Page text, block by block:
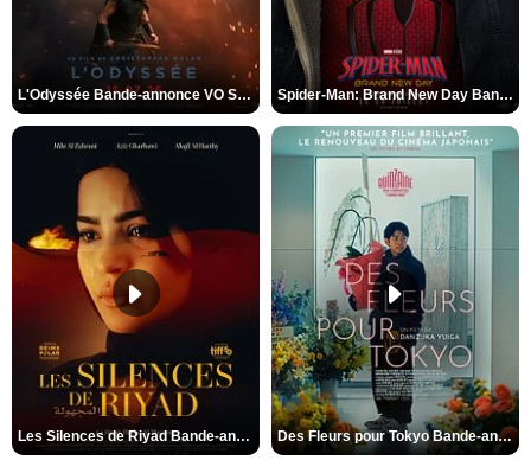
L'Odyssée Bande-annonce VO STFR Spider-Man: Brand New Day Bande-annonce VO STFR
Les Silences de Riyad Bande-annonce VO STFR Des Fleurs pour Tokyo Bande-annonce VO STFR